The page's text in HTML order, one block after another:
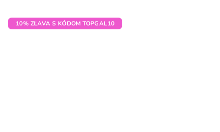
10% ZĽAVA S KÓDOM TOPGAL10